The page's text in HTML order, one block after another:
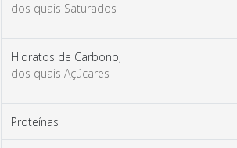
dos quais Saturados
Hidratos de Carbono,
dos quais Açúcares
Proteínas